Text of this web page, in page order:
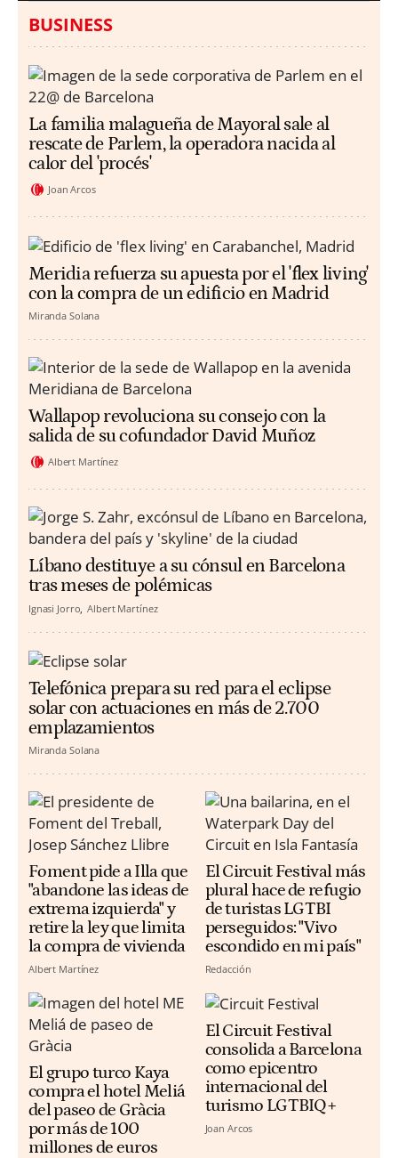
BUSINESS
La familia malagueña de Mayoral sale al
rescate de Parlem, la operadora nacida al
calor del 'procés'
Joan Arcos
Meridia refuerza su apuesta por el 'flex living'
con la compra de un edificio en Madrid
Miranda Solana
Wallapop revoluciona su consejo con la
salida de su cofundador David Muñoz
Albert Martínez
Líbano destituye a su cónsul en Barcelona
tras meses de polémicas
Ignasi Jorro Albert Martínez
Telefónica prepara su red para el eclipse
solar con actuaciones en más de 2.700
emplazamientos
Miranda Solana
Foment pide a Illa que
"abandone las ideas de
extrema izquierda" y
retire la ley que limita
la compra de vivienda
Albert Martínez
El Circuit Festival más
plural hace de refugio
de turistas LGTBI
perseguidos: "Vivo
escondido en mi país"
Redacción
El grupo turco Kaya
compra el hotel Meliá
del paseo de Gràcia
por más de 100
millones de euros
El Circuit Festival
consolida a Barcelona
como epicentro
internacional del
turismo LGTBIQ+
Joan Arcos